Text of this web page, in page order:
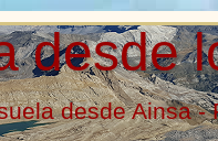
desde
desde Ainsa -